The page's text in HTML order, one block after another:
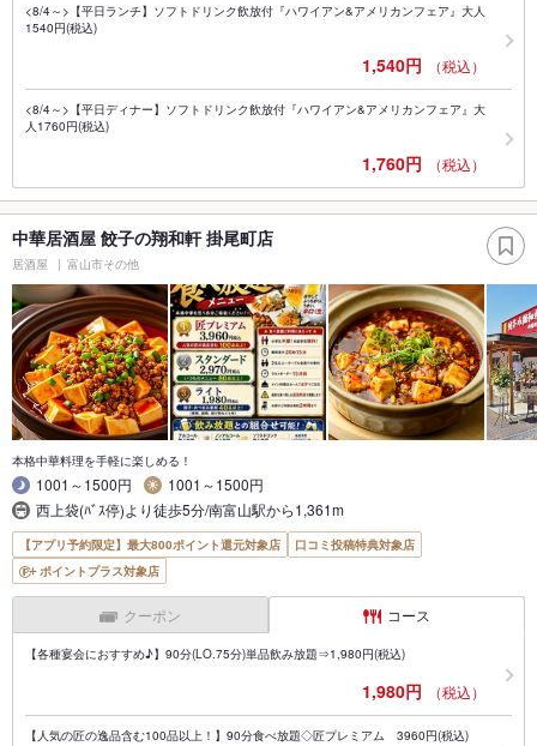
<8/4～>【平日ランチ】ソフトドリンク飲放付『ハワイアン&アメリカンフェア』大人
1540円(税込)
1,540円 （税込）
<8/4～>【平日ディナー】ソフトドリンク飲放付『ハワイアン&アメリカンフェア』大
人1760円(税込)
1,760円 （税込）
中華居酒屋 餃子の翔和軒 掛尾町店
居酒屋 富山市その他
本格中華料理を手軽に楽しめる！
1001～1500円
1001～1500円
西上袋(ﾊﾞｽ停)より徒歩5分/南富山駅から1,361m
【アプリ予約限定】最大800ポイント還元対象店
口コミ投稿特典対象店
ポイントプラス対象店
クーポン コース
【各種宴会におすすめ♪】90分(LO.75分)単品飲み放題⇒1,980円(税込)
1,980円 （税込）
【人気の匠の逸品含む100品以上！】90分食べ放題◇匠プレミアム 3960円(税込)